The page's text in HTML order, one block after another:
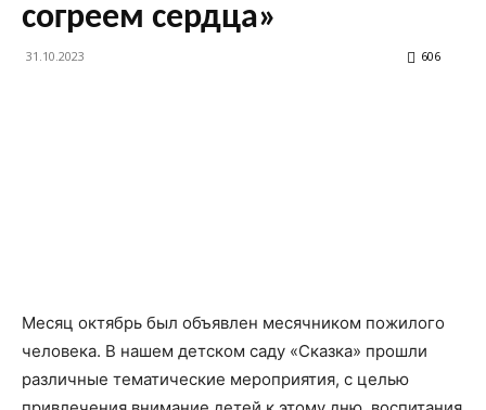
согреем сердца»
31.10.2023 606
Месяц октябрь был объявлен месячником пожилого
человека. В нашем детском саду «Сказка» прошли
различные тематические мероприятия, с целью